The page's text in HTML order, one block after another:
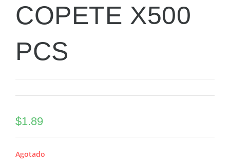
COPETE X500
PCS
$1.89
Agotado